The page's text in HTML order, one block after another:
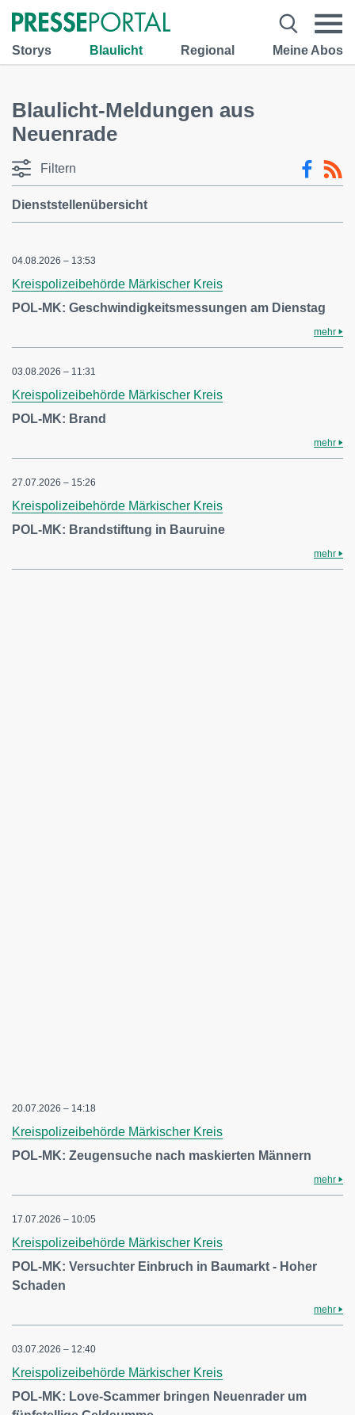
Storys Blaulicht Regional Meine Abos
Blaulicht-Meldungen aus
Neuenrade
Filtern
Dienststellenübersicht
04.08.2026 – 13:53
Kreispolizeibehörde Märkischer Kreis
POL-MK: Geschwindigkeitsmessungen am Dienstag
mehr
03.08.2026 – 11:31
Kreispolizeibehörde Märkischer Kreis
POL-MK: Brand
mehr
27.07.2026 – 15:26
Kreispolizeibehörde Märkischer Kreis
POL-MK: Brandstiftung in Bauruine
mehr
20.07.2026 – 14:18
Kreispolizeibehörde Märkischer Kreis
POL-MK: Zeugensuche nach maskierten Männern
mehr
17.07.2026 – 10:05
Kreispolizeibehörde Märkischer Kreis
POL-MK: Versuchter Einbruch in Baumarkt - Hoher
Schaden
mehr
03.07.2026 – 12:40
Kreispolizeibehörde Märkischer Kreis
POL-MK: Love-Scammer bringen Neuenrader um